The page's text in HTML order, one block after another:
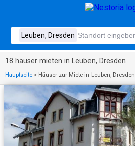
18 häuser mieten in Leuben, Dresden
Hauptseite > Häuser zur Miete in Leuben, Dresden